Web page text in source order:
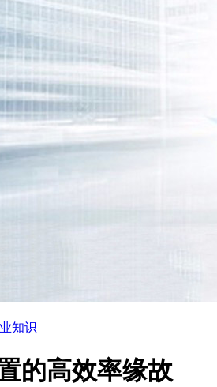
知识
的高效率缘故